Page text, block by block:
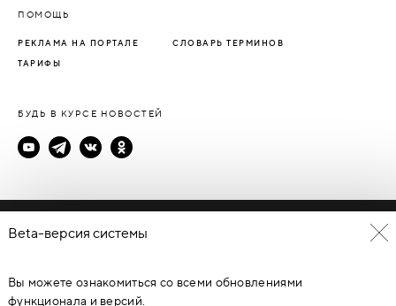
ПОМОЩЬ
РЕКЛАМА НА ПОРТАЛЕ СЛОВАРЬ ТЕРМИНОВ
ТАРИФЫ
БУДЬ В КУРСЕ НОВОСТЕЙ
Политика конфиденциальности
© Каталог дверей - DverProf, 2021-2026Материалы сайта
являются объектами авторского права. Запрещается
Beta-версия системы
Вы можете ознакомиться со всеми обновлениями
функционала и версий.